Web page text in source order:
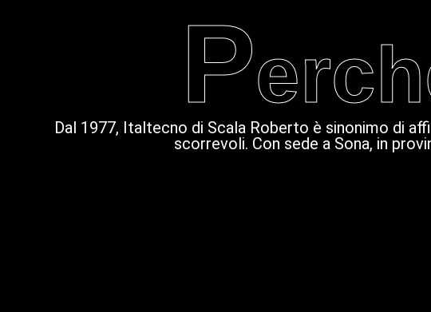
P
Dal 1977, Italtecno di Scala Roberto è sinonimo di
scorrevoli. Con sede a Sona, in